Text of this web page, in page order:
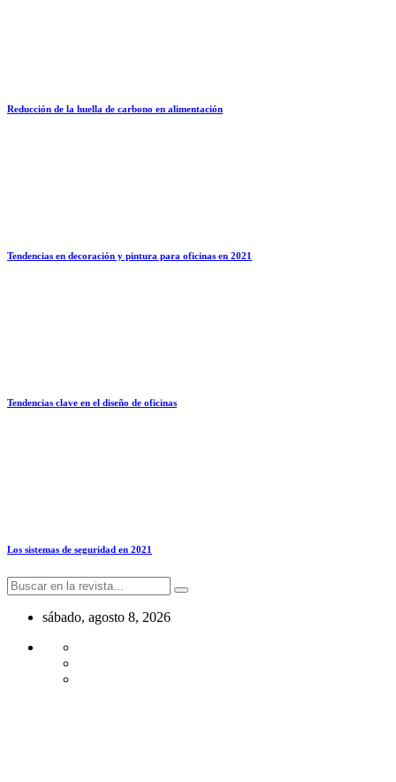
Reducción de la huella de carbono en alimentación
Tendencias en decoración y pintura para oficinas en 2021
Tendencias clave en el diseño de oficinas
Los sistemas de seguridad en 2021
sábado, agosto 8, 2026